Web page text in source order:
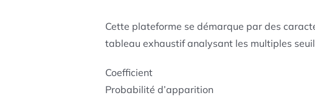
Cette plateforme se démarque par des
tableau exhaustif analysant les multiples
Coefficient
Probabilité d’apparition